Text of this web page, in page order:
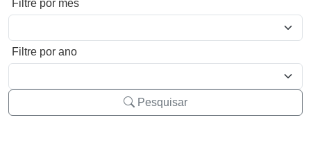
Filtre por mês
Filtre por ano
Pesquisar